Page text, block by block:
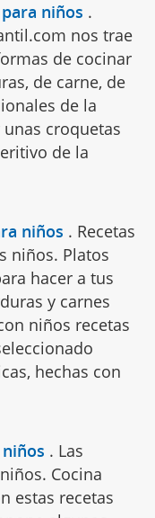
niños .
nos trae
de cocinar
de carne, de
de la
croquetas
de la
niños . Recetas
niños. Platos
hacer a tus
y carnes
niños recetas
hechas con
. Las
Cocina
estas recetas